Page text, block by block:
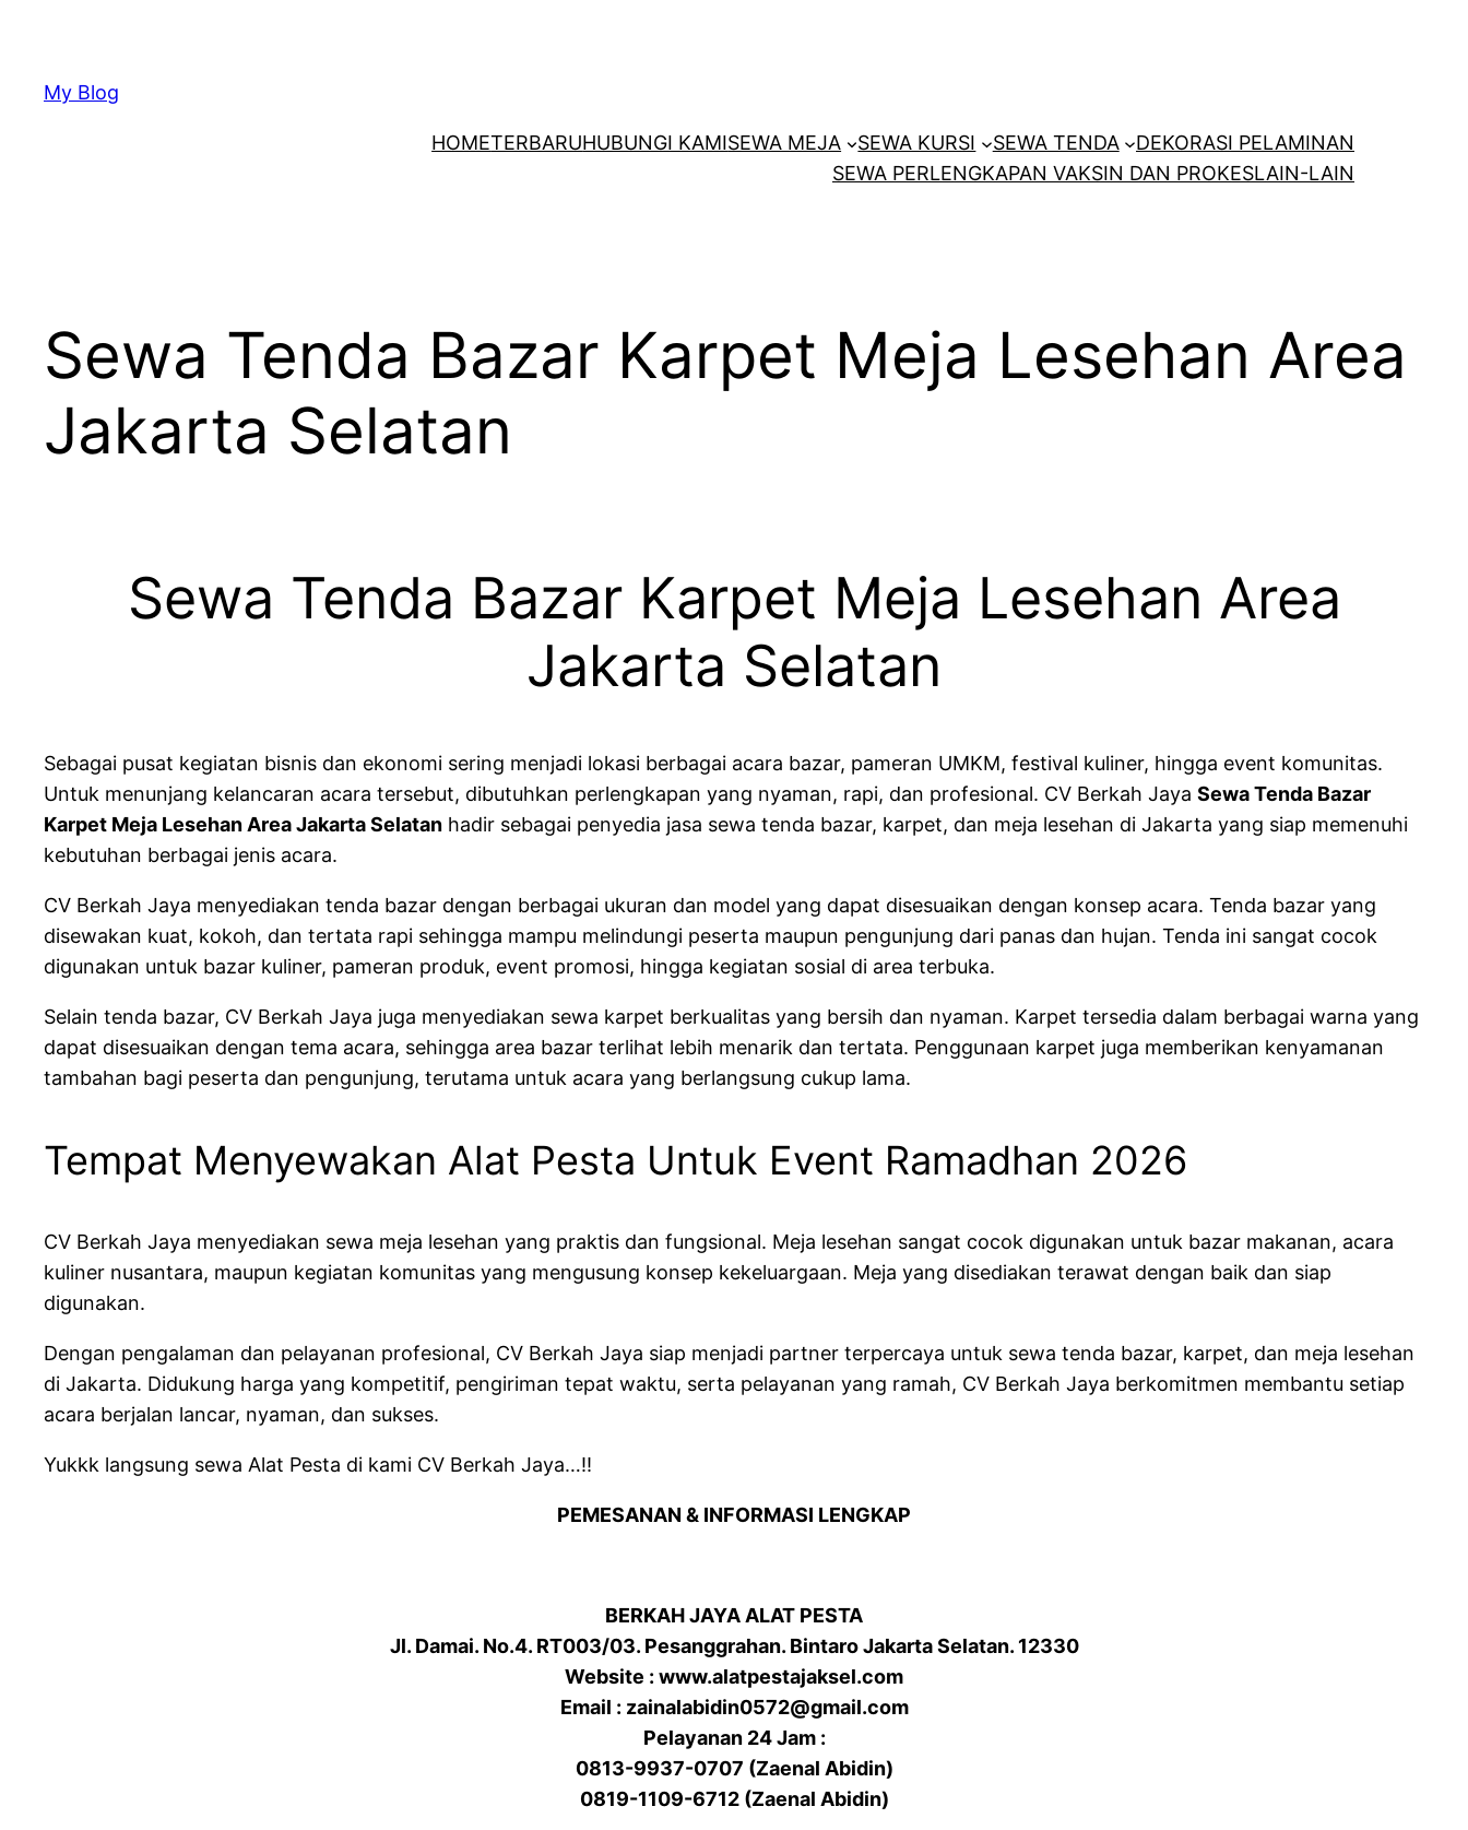
kontenMy Blog
HOMETERBARUHUBUNGI KAMISEWA MEJA SEWA KURSI SEWA TENDA
DEKORASI PELAMINAN
SEWA PERLENGKAPAN VAKSIN DAN PROKESLAIN-LAIN
Sewa Tenda Bazar Karpet Meja Lesehan Area
Jakarta Selatan
Sewa Tenda Bazar Karpet Meja Lesehan Area
Jakarta Selatan
Sebagai pusat kegiatan bisnis dan ekonomi sering menjadi lokasi berbagai acara bazar, pameran UMKM, festival kuliner, hingga event komunitas.
Untuk menunjang kelancaran acara tersebut, dibutuhkan perlengkapan yang nyaman, rapi, dan profesional. CV Berkah Jaya Sewa Tenda Bazar
Karpet Meja Lesehan Area Jakarta Selatan hadir sebagai penyedia jasa sewa tenda bazar, karpet, dan meja lesehan di Jakarta yang siap memenuhi
kebutuhan berbagai jenis acara.
CV Berkah Jaya menyediakan tenda bazar dengan berbagai ukuran dan model yang dapat disesuaikan dengan konsep acara. Tenda bazar yang
disewakan kuat, kokoh, dan tertata rapi sehingga mampu melindungi peserta maupun pengunjung dari panas dan hujan. Tenda ini sangat cocok
digunakan untuk bazar kuliner, pameran produk, event promosi, hingga kegiatan sosial di area terbuka.
Selain tenda bazar, CV Berkah Jaya juga menyediakan sewa karpet berkualitas yang bersih dan nyaman. Karpet tersedia dalam berbagai warna yang
dapat disesuaikan dengan tema acara, sehingga area bazar terlihat lebih menarik dan tertata. Penggunaan karpet juga memberikan kenyamanan
tambahan bagi peserta dan pengunjung, terutama untuk acara yang berlangsung cukup lama.
Tempat Menyewakan Alat Pesta Untuk Event Ramadhan 2026
CV Berkah Jaya menyediakan sewa meja lesehan yang praktis dan fungsional. Meja lesehan sangat cocok digunakan untuk bazar makanan, acara
kuliner nusantara, maupun kegiatan komunitas yang mengusung konsep kekeluargaan. Meja yang disediakan terawat dengan baik dan siap
digunakan.
Dengan pengalaman dan pelayanan profesional, CV Berkah Jaya siap menjadi partner terpercaya untuk sewa tenda bazar, karpet, dan meja lesehan
di Jakarta. Didukung harga yang kompetitif, pengiriman tepat waktu, serta pelayanan yang ramah, CV Berkah Jaya berkomitmen membantu setiap
acara berjalan lancar, nyaman, dan sukses.
Yukkk langsung sewa Alat Pesta di kami CV Berkah Jaya…!!
PEMESANAN & INFORMASI LENGKAP
BERKAH JAYA ALAT PESTA
Jl. Damai. No.4. RT003/03. Pesanggrahan. Bintaro Jakarta Selatan. 12330
Website : www.alatpestajaksel.com
Email : zainalabidin0572@gmail.com
Pelayanan 24 Jam :
0813-9937-0707 (Zaenal Abidin)
0819-1109-6712 (Zaenal Abidin)